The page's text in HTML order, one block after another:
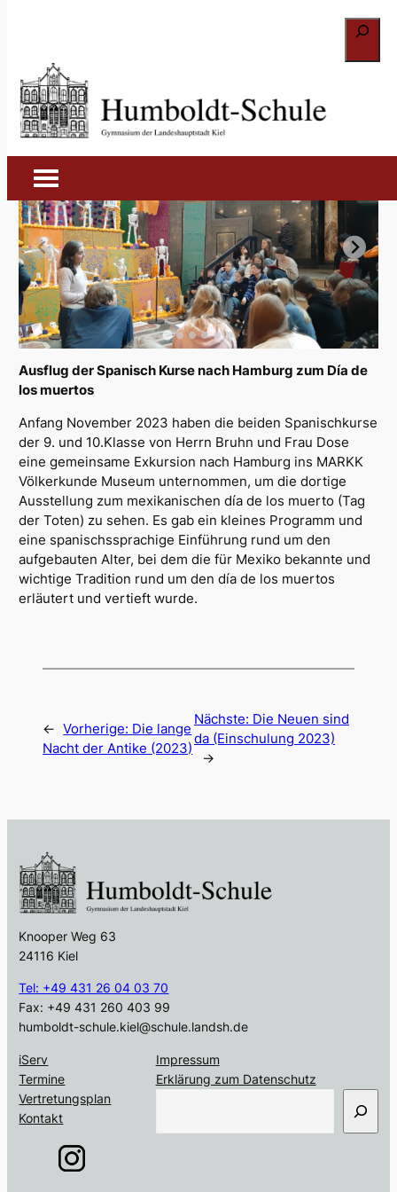
Suchen
Dia de los muertos (2023)
29. Januar 2024
Ausflug der Spanisch Kurse nach Hamburg zum Día de
los muertos
Anfang November 2023 haben die beiden Spanischkurse
der 9. und 10.Klasse von Herrn Bruhn und Frau Dose
eine gemeinsame Exkursion nach Hamburg ins MARKK
Völkerkunde Museum unternommen, um die dortige
Ausstellung zum mexikanischen día de los muerto (Tag
der Toten) zu sehen. Es gab ein kleines Programm und
eine spanischssprachige Einführung rund um den
aufgebauten Alter, bei dem die für Mexiko bekannte und
wichtige Tradition rund um den día de los muertos
erläutert und vertieft wurde.
← Vorherige: Die lange
Nacht der Antike (2023)
Nächste: Die Neuen sind
da (Einschulung 2023)
→
Knooper Weg 63
24116 Kiel
Tel: +49 431 26 04 03 70
Fax: +49 431 260 403 99
humboldt-schule.kiel@schule.landsh.de
iServ
Termine
Vertretungsplan
Kontakt
Impressum
Erklärung zum Datenschutz
c